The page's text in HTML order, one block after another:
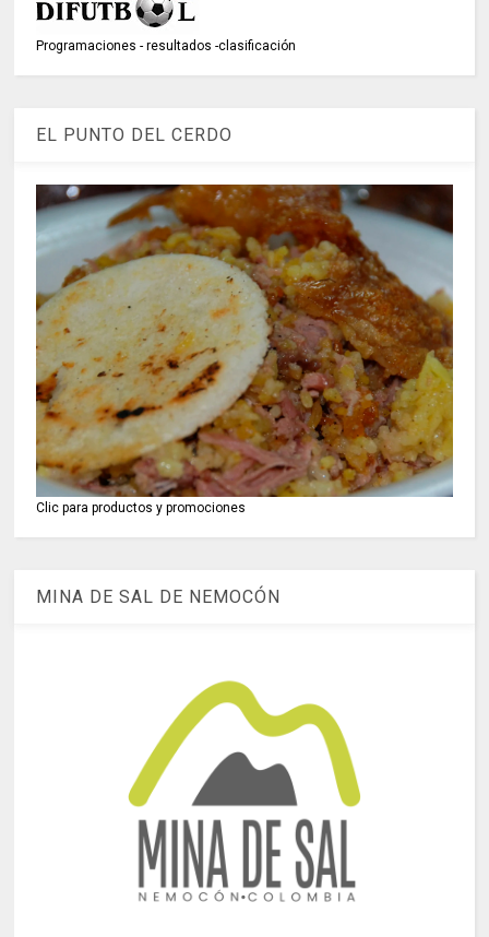
Programaciones - resultados -clasificación
EL PUNTO DEL CERDO
Clic para productos y promociones
MINA DE SAL DE NEMOCÓN